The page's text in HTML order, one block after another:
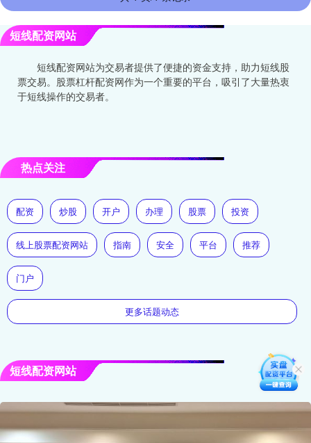
短线配资网站
短线配资网站为交易者提供了便捷的资金支持，助力短线股
票交易。股票杠杆配资网作为一个重要的平台，吸引了大量热衷
于短线操作的交易者。
热点关注
配资 炒股 开户 办理 股票 投资
线上股票配资网站 指南 安全 平台 推荐
门户
更多话题动态
短线配资网站